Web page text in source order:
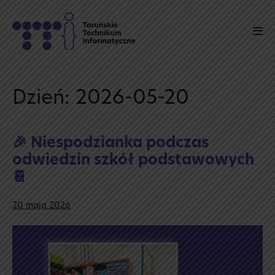
content
Dzień: 2026-05-20
🎉 Niespodzianka podczas
odwiedzin szkół podstawowych
📔
20 maja 2026
podczas